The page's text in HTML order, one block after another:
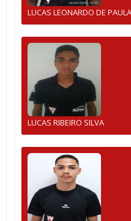
LUCAS LEONARDO DE PAULA
LUCAS RIBEIRO SILVA